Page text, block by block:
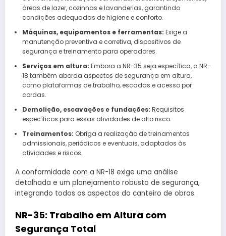
áreas de lazer, cozinhas e lavanderias, garantindo
condições adequadas de higiene e conforto.
Máquinas, equipamentos e ferramentas: Exige a
manutenção preventiva e corretiva, dispositivos de
segurança e treinamento para operadores.
Serviços em altura: Embora a NR-35 seja específica, a NR-
18 também aborda aspectos de segurança em altura,
como plataformas de trabalho, escadas e acesso por
cordas.
Demolição, escavações e fundações: Requisitos
específicos para essas atividades de alto risco.
Treinamentos: Obriga a realização de treinamentos
admissionais, periódicos e eventuais, adaptados às
atividades e riscos.
A conformidade com a NR-18 exige uma análise
detalhada e um planejamento robusto de segurança,
integrando todos os aspectos do canteiro de obras.
NR-35: Trabalho em Altura com
Segurança Total